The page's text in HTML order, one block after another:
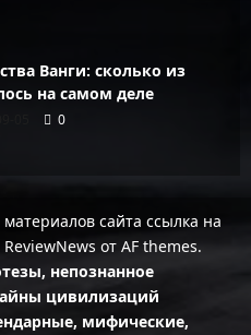
Ванги: сколько из
на самом деле
0
сайта ссылка на
ReviewNews от AF themes.
непознанное
цивилизаций
мифические,